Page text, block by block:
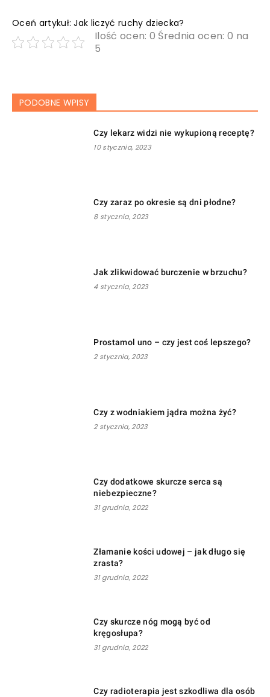
Oceń artykuł: Jak liczyć ruchy dziecka?
Ilość ocen: 0 Średnia ocen: 0 na
5
PODOBNE WPISY
Czy lekarz widzi nie wykupioną receptę?
10 stycznia, 2023
Czy zaraz po okresie są dni płodne?
8 stycznia, 2023
Jak zlikwidować burczenie w brzuchu?
4 stycznia, 2023
Prostamol uno – czy jest coś lepszego?
2 stycznia, 2023
Czy z wodniakiem jądra można żyć?
2 stycznia, 2023
Czy dodatkowe skurcze serca są
niebezpieczne?
31 grudnia, 2022
Złamanie kości udowej – jak długo się
zrasta?
31 grudnia, 2022
Czy skurcze nóg mogą być od
kręgosłupa?
31 grudnia, 2022
Czy radioterapia jest szkodliwa dla osób